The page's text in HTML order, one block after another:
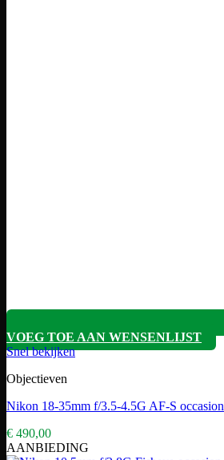
VOEG TOE AAN WENSENLIJST
Snel bekijken
Objectieven
Nikon 18-35mm f/3.5-4.5G AF-S occasion
€ 490,00
AANBIEDING